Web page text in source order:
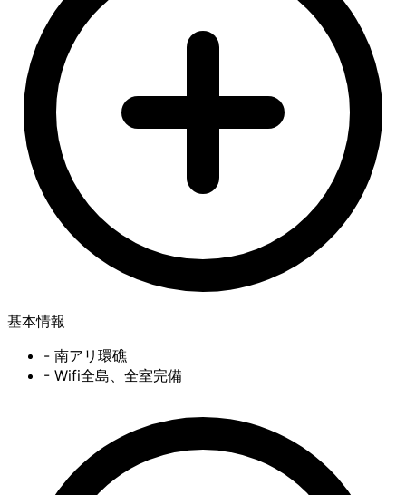
基本情報
- 南アリ環礁
- Wifi全島、全室完備